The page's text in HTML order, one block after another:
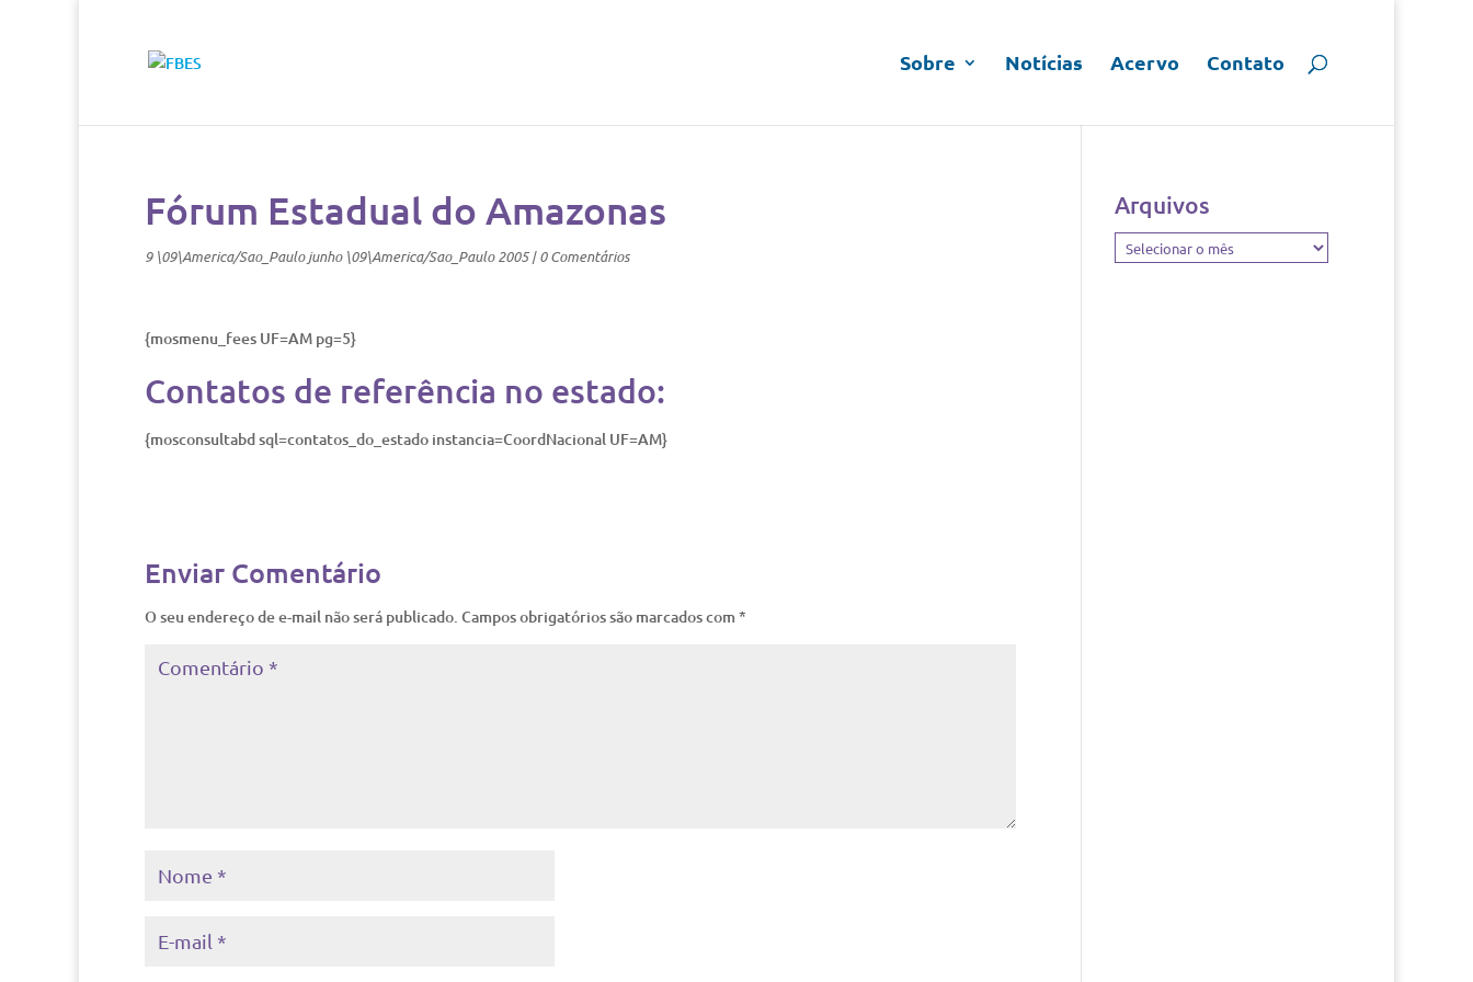
Sobre Notícias Acervo Contato
Fórum Estadual do Amazonas
9 \09\America/Sao_Paulo junho \09\America/Sao_Paulo 2005|0 Comentários
{mosmenu_fees UF=AM pg=5}
Contatos de referência no estado:
{mosconsultabd sql=contatos_do_estado instancia=CoordNacional UF=AM}
Enviar Comentário
O seu endereço de e-mail não será publicado. Campos obrigatórios são marcados com *
Arquivos
Arquivos